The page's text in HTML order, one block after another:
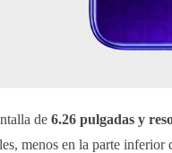
de 6.26 pulgadas y
menos en la parte